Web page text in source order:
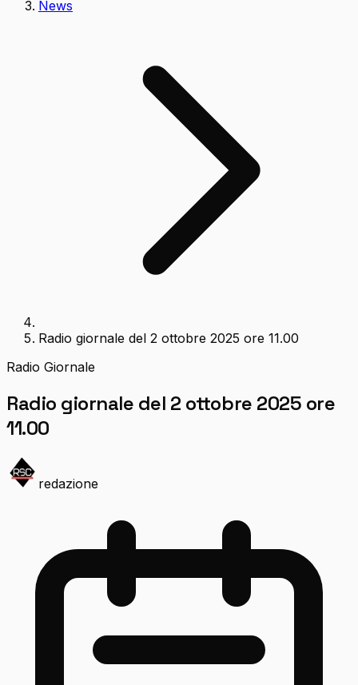
News
Radio giornale del 2 ottobre 2025 ore 11.00
Radio Giornale
Radio giornale del 2 ottobre 2025 ore
11.00
redazione